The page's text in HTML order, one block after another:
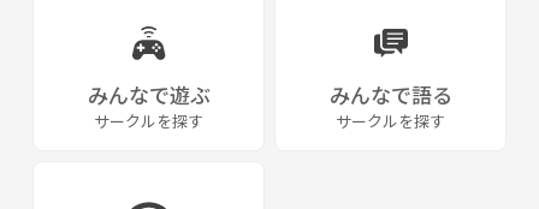
みんなで遊ぶ
サークルを探す
みんなで語る
サークルを探す